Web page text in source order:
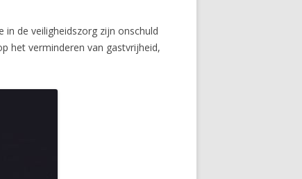
de veiligheidszorg zijn onschuld
het verminderen van gastvrijheid,